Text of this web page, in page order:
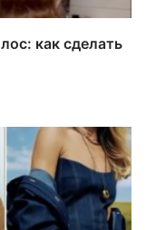
как сделать